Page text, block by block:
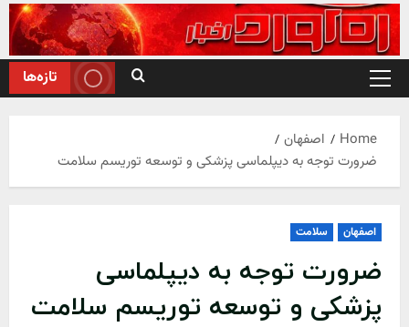
Skip
to
content
Primary
تازه‌ها
Home
اصفهان
ضرورت توجه به دیپلماسی پزشکی و توسعه توریسم سلامت
اصفهان سلامت
ضرورت توجه به دیپلماسی
پزشکی و توسعه توریسم سلامت